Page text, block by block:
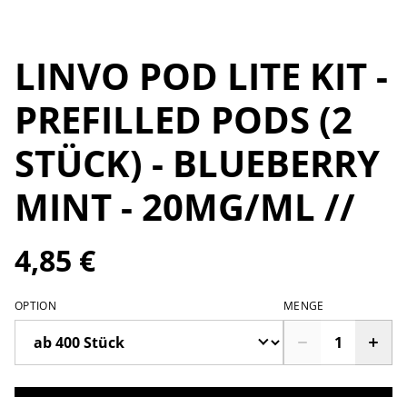
LINVO POD LITE KIT -
PREFILLED PODS (2
STÜCK) - BLUEBERRY
MINT - 20MG/ML //
4,85 €
OPTION MENGE